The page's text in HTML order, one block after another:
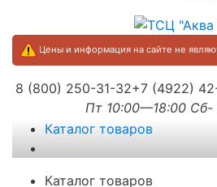
Цены и информация на сайте не
8 (800) 250-31-32+7 (4922)
Пт 10:00—18:00
Каталог товаров
Каталог товаров